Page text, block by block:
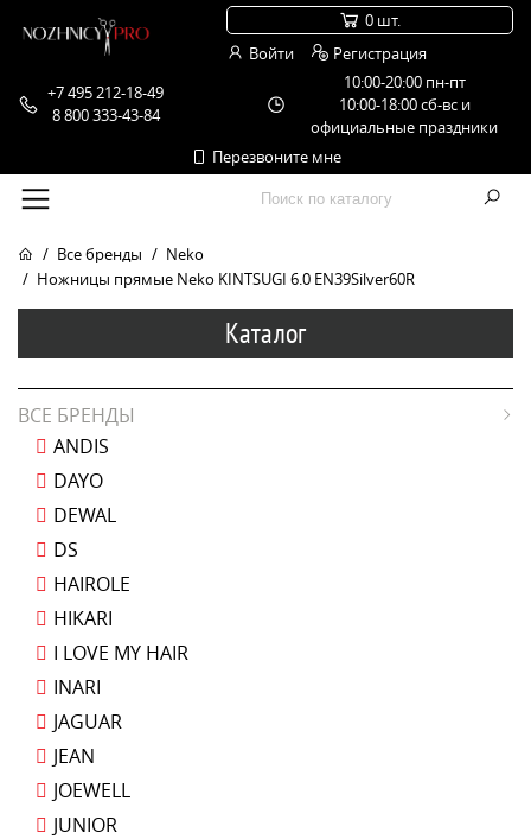
+7 495 212-18-49
8 800 333-43-84
10:00-20:00 пн-пт
10:00-18:00 сб-вс и
официальные праздники
Перезвоните мне
0 шт.
Войти
Регистрация
Все бренды
Neko
Ножницы прямые Neko KINTSUGI 6.0 EN39Silver60R
Каталог
ВСЕ БРЕНДЫ
ANDIS
DAYO
DEWAL
DS
HAIROLE
HIKARI
I LOVE MY HAIR
INARI
JAGUAR
JEAN
JOEWELL
JUNIOR